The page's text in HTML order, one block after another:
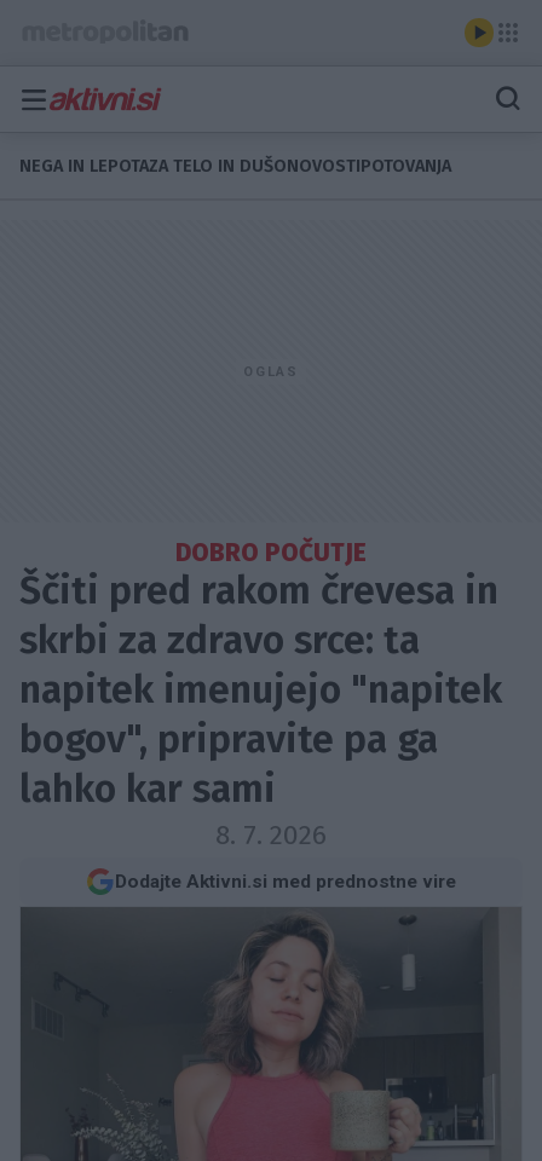
NEGA IN LEPOTAZA TELO IN DUŠONOVOSTIPOTOVANJA
DOBRO POČUTJE
Ščiti pred rakom črevesa in
skrbi za zdravo srce: ta
napitek imenujejo "napitek
bogov", pripravite pa ga
lahko kar sami
8. 7. 2026
Dodajte Aktivni.si med prednostne vire